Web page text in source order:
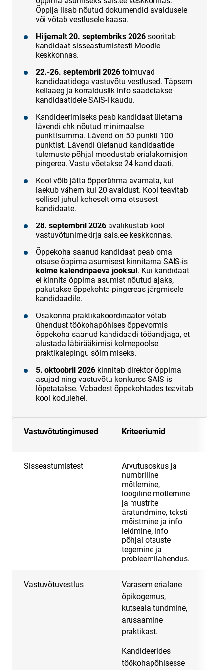
Õppija lisab nõutud dokumendid avaldusele
või võtab vestlusele kaasa.
Hiljemalt 20. septembriks 2026 sooritab
kandidaat sisseastumistesti Moodle
keskkonnas.
22.-26. septembril 2026 toimuvad
kandidaatidega vastuvõtu vestlused. Täpsem
kellaaeg ja korralduslik info saadetakse
kandidaatidele SAIS-i kaudu.
Kandideerimiseks peab kandidaat ületama
lävendi ehk nõutud minimaalse
punktisumma. Lävend on 50 punkti 100
punktist. Lävendi ületanud kandidaatide
tulemuste põhjal moodustab erialakomisjon
pingerea. Vastu võetakse 24 kandidaati.
Kool võib jätta õpperühma avamata, kui
laekub vähem kui 20 avaldust. Kool teavitab
sellisel juhul koheselt oma otsusest
kandidaate.
28. septembril 2026 avalikustab kool
vastuvõtunimekirja sais.ee keskkonnas.
Õppekoha saanud kandidaat peab oma
otsuse õppima asumisest kinnitama SAIS-is
kolme kalendripäeva jooksul. Kui kandidaat
ei kinnita õppima asumist nõutud ajaks,
pakutakse õppekohta pingereas järgmisele
kandidaadile.
Osakonna praktikakoordinaator võtab
ühendust töökohapõhises õppevormis
õppekoha saanud kandidaadi tööandjaga, et
alustada läbirääkimisi kolmepoolse
praktikalepingu sõlmimiseks.
5. oktoobril 2026 kinnitab direktor õppima
asujad ning vastuvõtu konkurss SAIS-is
lõpetatakse. Vabadest õppekohtades teavitab
kool kodulehel.
Vastuvõtutingimused Kriteeriumid
Sisseastumistest
Arvutusoskus ja
numbriline
mõtlemine,
loogiline mõtlemine
ja mustrite
äratundmine, teksti
mõistmine ja info
leidmine, info
põhjal otsuste
tegemine ja
probleemilahendus.
Vastuvõtuvestlus
Varasem erialane
õpikogemus,
kutseala tundmine,
arusaamine
praktikast.
Kandideerides
töökohapõhisesse